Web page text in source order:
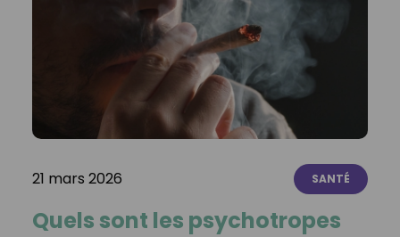
21 mars 2026 SANTÉ
Quels sont les psychotropes